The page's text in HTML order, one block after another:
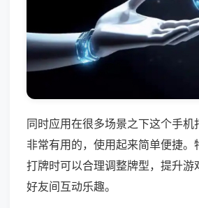
同时应用在很多场景之下这个手机
非常有用的，使用起来简单便捷。
打牌时可以合理调整牌型，提升游
好友间互动乐趣。